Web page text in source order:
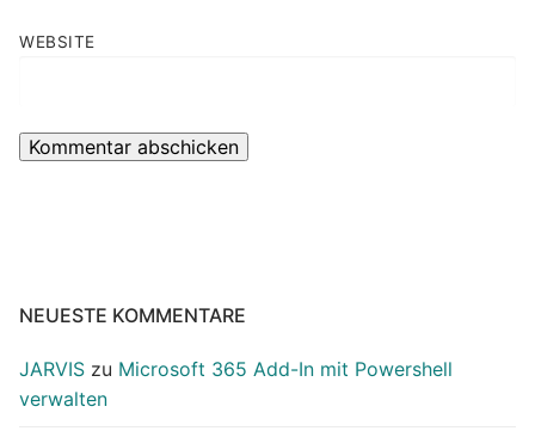
WEBSITE
NEUESTE KOMMENTARE
JARVIS zu Microsoft 365 Add-In mit Powershell
verwalten